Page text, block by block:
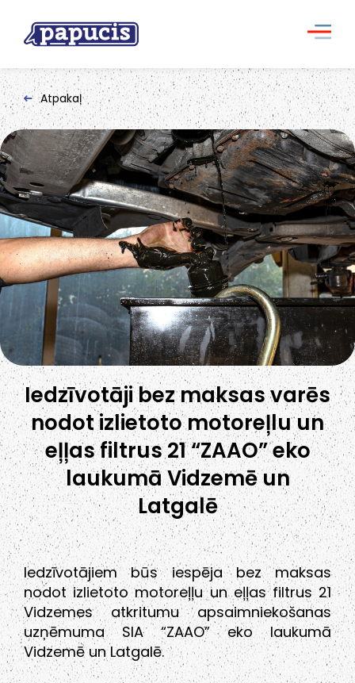
Atpakaļ
Iedzīvotāji bez maksas varēs
nodot izlietoto motoreļlu un
eļļas filtrus 21 “ZAAO” eko
laukumā Vidzemē un
Latgalē
Iedzīvotājiem būs iespēja bez maksas
nodot izlietoto motoreļļu un eļļas filtrus 21
Vidzemes atkritumu apsaimniekošanas
uzņēmuma SIA “ZAAO” eko laukumā
Vidzemē un Latgalē.